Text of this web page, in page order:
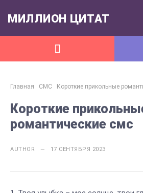
МИЛЛИОН ЦИТАТ
Главная СМС Короткие прикольные
Короткие
романтические смс
AUTHOR — 17 СЕНТЯБРЯ 2023